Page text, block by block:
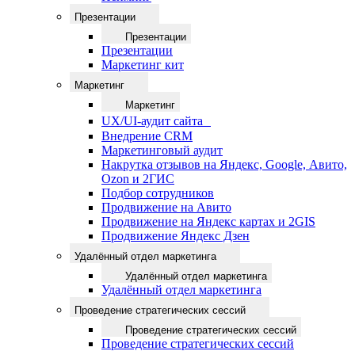
Презентации
Презентации
Презентации
Маркетинг кит
Маркетинг
Маркетинг
UX/UI-аудит сайта
Внедрение CRM
Маркетинговый аудит
Накрутка отзывов на Яндекс, Google, Авито,
Ozon и 2ГИС
Подбор сотрудников
Продвижение на Авито
Продвижение на Яндекс картах и 2GIS
Продвижение Яндекс Дзен
Удалённый отдел маркетинга
Удалённый отдел маркетинга
Удалённый отдел маркетинга
Проведение стратегических сессий
Проведение стратегических сессий
Проведение стратегических сессий